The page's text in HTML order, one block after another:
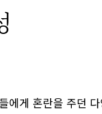
에게 혼란을 주던 다